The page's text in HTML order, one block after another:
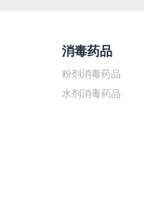
消毒药品
粉剂消毒药品
水剂消毒药品